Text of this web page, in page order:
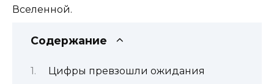
Вселенной.
Содержание
Цифры превзошли ожидания